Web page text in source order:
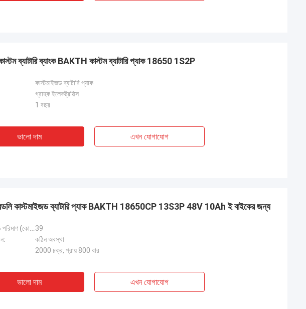
ব্যাটারি ব্যাংক BAKTH কাস্টম ব্যাটারি প্যাক 18650 1S2P
কাস্টমাইজড ব্যাটারি প্যাক
গ্রাহক ইলেকট্রনিক্স
1 বছর
ভালো দাম এখন যোগাযোগ
কাস্টমাইজড ব্যাটারি প্যাক BAKTH 18650CP 13S3P 48V 10Ah ই বাইকের জন্য
সর্বোচ্চ লোড পরিমাণ (কোষ):39
কঠিন অবস্থা
2000 চক্র, প্রায় 800 বার
ভালো দাম এখন যোগাযোগ